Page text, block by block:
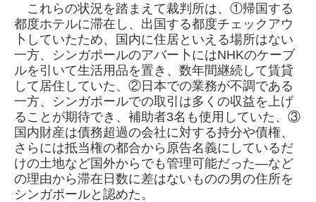
これらの状況を踏まえて裁判所は、①帰国する
都度ホテルに滞在し、出国する都度チェックアウ
卜していたため、国内に住居といえる場所はない
一方、シンガポールのアバー卜にはNHKのケーブ
ルを引いて生活用品を置き、数年間継続して賃貸
して居住していた、②日本での業務が不調である
一方、シンガポールでの取引は多くの収益を上げ
ることが期待でき、補助者3名も使用していた、③
国内財産は債務超過の会社に対する持分や債権、
さらには抵当権の都合から原告名義にしているだ
けの土地など国外からでも管理可能だった―など
の理由から滞在日数に差はないものの男の住所を
シンガポールと認めた。